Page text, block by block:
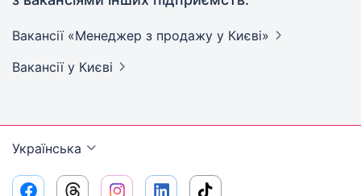
Вакансії «Менеджер з продажу у Києві»
Вакансії у Києві
Українська